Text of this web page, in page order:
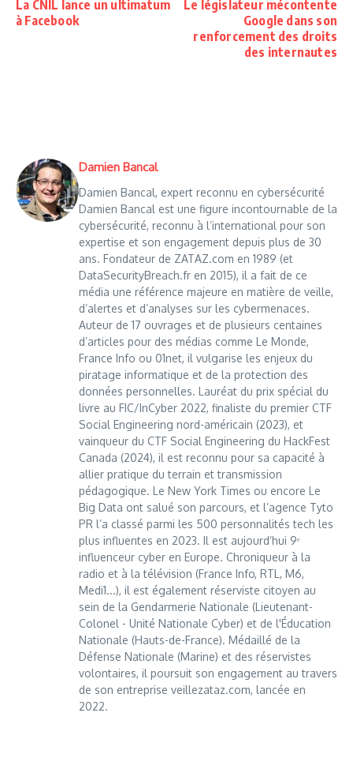
La CNIL lance un ultimatum
à Facebook
Le législateur mécontente
Google dans son
renforcement des droits
des internautes
Damien Bancal
Damien Bancal, expert reconnu en cybersécurité
Damien Bancal est une figure incontournable de la
cybersécurité, reconnu à l’international pour son
expertise et son engagement depuis plus de 30
ans. Fondateur de ZATAZ.com en 1989 (et
DataSecurityBreach.fr en 2015), il a fait de ce
média une référence majeure en matière de veille,
d’alertes et d’analyses sur les cybermenaces.
Auteur de 17 ouvrages et de plusieurs centaines
d’articles pour des médias comme Le Monde,
France Info ou 01net, il vulgarise les enjeux du
piratage informatique et de la protection des
données personnelles. Lauréat du prix spécial du
livre au FIC/InCyber 2022, finaliste du premier CTF
Social Engineering nord-américain (2023), et
vainqueur du CTF Social Engineering du HackFest
Canada (2024), il est reconnu pour sa capacité à
allier pratique du terrain et transmission
pédagogique. Le New York Times ou encore Le
Big Data ont salué son parcours, et l’agence Tyto
PR l’a classé parmi les 500 personnalités tech les
plus influentes en 2023. Il est aujourd’hui 9ᵉ
influenceur cyber en Europe. Chroniqueur à la
radio et à la télévision (France Info, RTL, M6,
Medi1...), il est également réserviste citoyen au
sein de la Gendarmerie Nationale (Lieutenant-
Colonel - Unité Nationale Cyber) et de l'Éducation
Nationale (Hauts-de-France). Médaillé de la
Défense Nationale (Marine) et des réservistes
volontaires, il poursuit son engagement au travers
de son entreprise veillezataz.com, lancée en
2022.